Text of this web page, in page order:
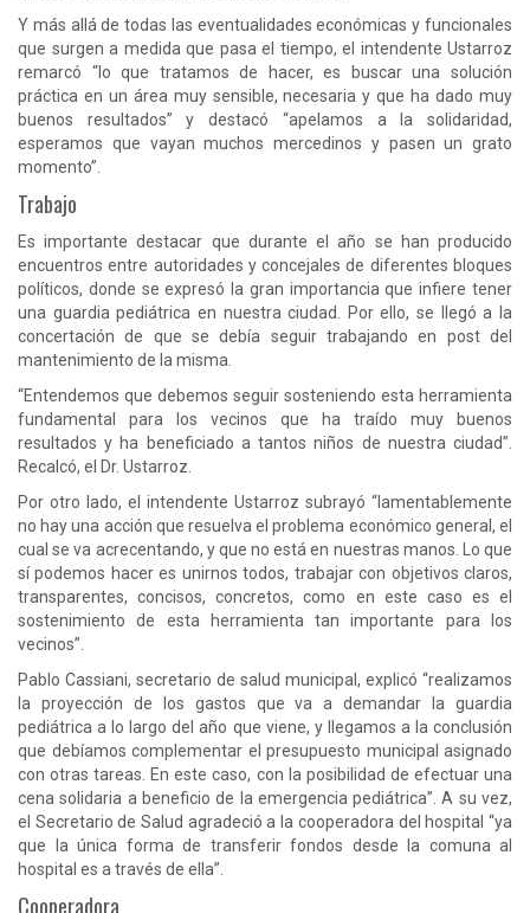
Y más allá de todas las eventualidades económicas y funcionales
que surgen a medida que pasa el tiempo, el intendente Ustarroz
remarcó “lo que tratamos de hacer, es buscar una solución
práctica en un área muy sensible, necesaria y que ha dado muy
buenos resultados” y destacó “apelamos a la solidaridad,
esperamos que vayan muchos mercedinos y pasen un grato
momento”.
Trabajo
Es importante destacar que durante el año se han producido
encuentros entre autoridades y concejales de diferentes bloques
políticos, donde se expresó la gran importancia que infiere tener
una guardia pediátrica en nuestra ciudad. Por ello, se llegó a la
concertación de que se debía seguir trabajando en post del
mantenimiento de la misma.
“Entendemos que debemos seguir sosteniendo esta herramienta
fundamental para los vecinos que ha traído muy buenos
resultados y ha beneficiado a tantos niños de nuestra ciudad”.
Recalcó, el Dr. Ustarroz.
Por otro lado, el intendente Ustarroz subrayó “lamentablemente
no hay una acción que resuelva el problema económico general, el
cual se va acrecentando, y que no está en nuestras manos. Lo que
sí podemos hacer es unirnos todos, trabajar con objetivos claros,
transparentes, concisos, concretos, como en este caso es el
sostenimiento de esta herramienta tan importante para los
vecinos”.
Pablo Cassiani, secretario de salud municipal, explicó “realizamos
la proyección de los gastos que va a demandar la guardia
pediátrica a lo largo del año que viene, y llegamos a la conclusión
que debíamos complementar el presupuesto municipal asignado
con otras tareas. En este caso, con la posibilidad de efectuar una
cena solidaria a beneficio de la emergencia pediátrica”. A su vez,
el Secretario de Salud agradeció a la cooperadora del hospital “ya
que la única forma de transferir fondos desde la comuna al
hospital es a través de ella”.
Cooperadora